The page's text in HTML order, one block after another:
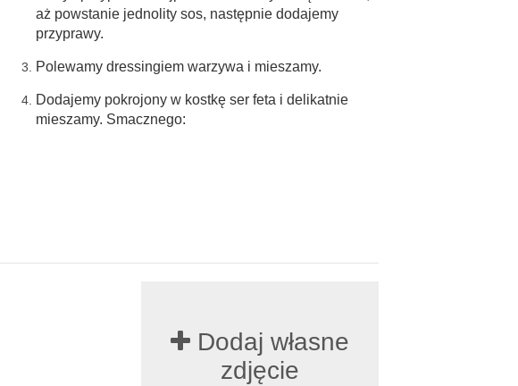
aż powstanie jednolity sos, następnie dodajemy
przyprawy.
Polewamy dressingiem warzywa i mieszamy.
Dodajemy pokrojony w kostkę ser feta i delikatnie
mieszamy. Smacznego:
Dodaj własne
zdjęcie